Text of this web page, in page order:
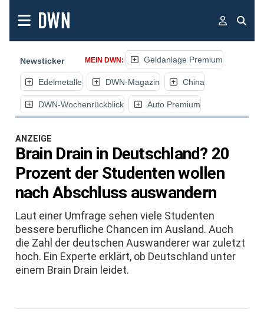
Newsticker MEIN DWN: Geldanlage Premium
Edelmetalle DWN-Magazin China
DWN-Wochenrückblick Auto Premium
ANZEIGE
Brain Drain in Deutschland? 20
Prozent der Studenten wollen
nach Abschluss auswandern
Laut einer Umfrage sehen viele Studenten
bessere berufliche Chancen im Ausland. Auch
die Zahl der deutschen Auswanderer war zuletzt
hoch. Ein Experte erklärt, ob Deutschland unter
einem Brain Drain leidet.